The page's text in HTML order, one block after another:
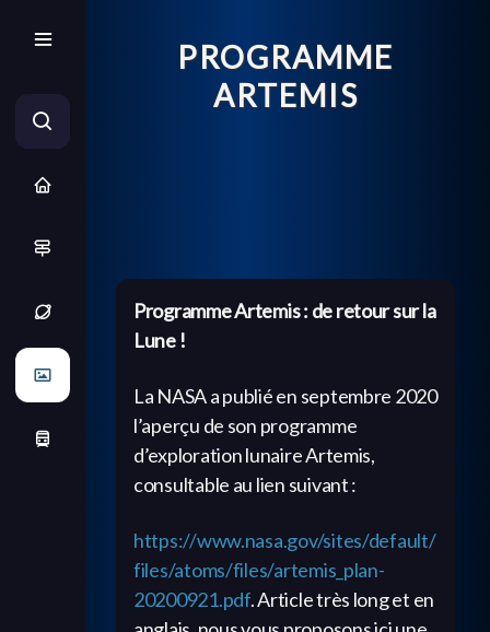
PROGRAMME
ARTEMIS
Programme Artemis : de retour sur la
Lune !
La NASA a publié en septembre 2020
l’aperçu de son programme
d’exploration lunaire Artemis,
consultable au lien suivant :
https://www.nasa.gov/sites/default/
files/atoms/files/artemis_plan-
20200921.pdf. Article très long et en